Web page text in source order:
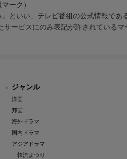
ーク）
といい、テレビ番組の公式情報であ
サービスにのみ表記が許されているマ
ジャンル
洋画
邦画
海外ドラマ
国内ドラマ
アジアドラマ
韓流まつり